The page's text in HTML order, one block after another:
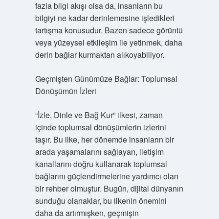
fazla bilgi akışı olsa da, insanların bu
bilgiyi ne kadar derinlemesine işledikleri
tartışma konusudur. Bazen sadece görüntü
veya yüzeysel etkileşim ile yetinmek, daha
derin bağlar kurmaktan alıkoyabiliyor.
Geçmişten Günümüze Bağlar: Toplumsal
Dönüşümün İzleri
“İzle, Dinle ve Bağ Kur” ilkesi, zaman
içinde toplumsal dönüşümlerin izlerini
taşır. Bu ilke, her dönemde insanların bir
arada yaşamalarını sağlayan, iletişim
kanallarını doğru kullanarak toplumsal
bağlarını güçlendirmelerine yardımcı olan
bir rehber olmuştur. Bugün, dijital dünyanın
sunduğu olanaklar, bu ilkenin önemini
daha da artırmışken, geçmişin